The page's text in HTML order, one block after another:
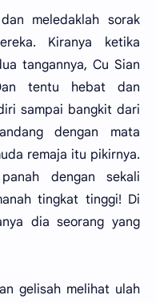
meledaklah sorak
Kiranya ketika
tangannya, Cu Sian
tentu hebat dan
sampai bangkit dari
dengan mata
remaja itu pikirnya.
dengan sekali
tingkat tinggi! Di
dia seorang yang
gelisah melihat ulah